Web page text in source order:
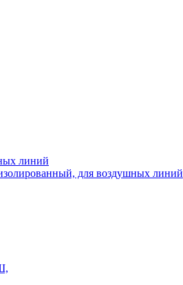
линий
для воздушных линий